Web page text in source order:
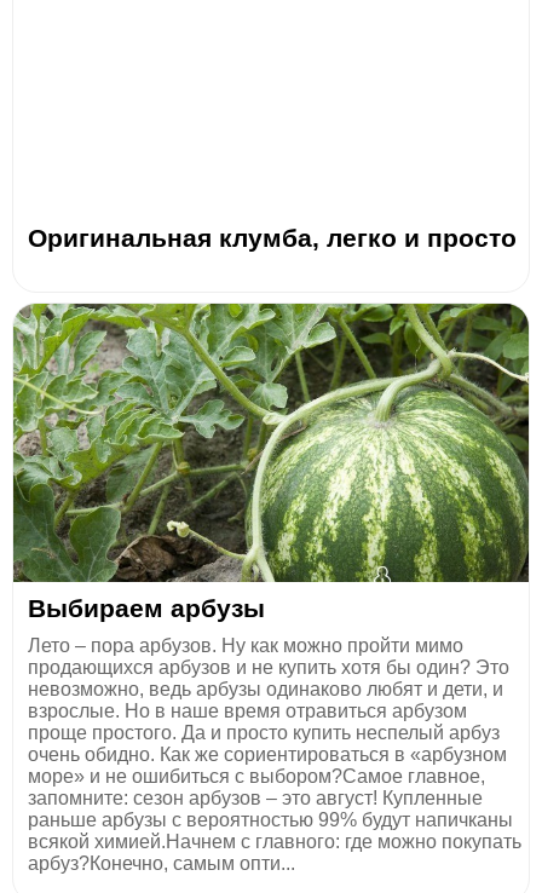
Оригинальная клумба, легко и просто
Выбираем арбузы
Лето – пора арбузов. Ну как можно пройти мимо
продающихся арбузов и не купить хотя бы один? Это
невозможно, ведь арбузы одинаково любят и дети, и
взрослые. Но в наше время отравиться арбузом
проще простого. Да и просто купить неспелый арбуз
очень обидно. Как же сориентироваться в «арбузном
море» и не ошибиться с выбором?Самое главное,
запомните: сезон арбузов – это август! Купленные
раньше арбузы с вероятностью 99% будут напичканы
всякой химией.Начнем с главного: где можно покупать
арбуз?Конечно, самым опти...